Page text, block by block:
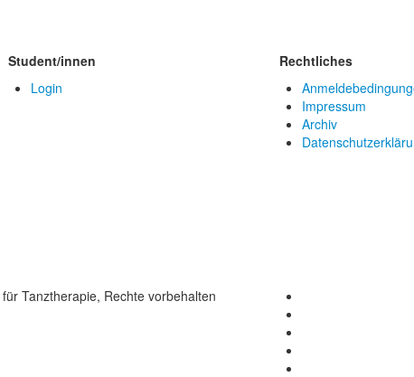
Student/innen
Login
Rechtliches
Impressum
Archiv
Tanztherapie, Rechte vorbehalten